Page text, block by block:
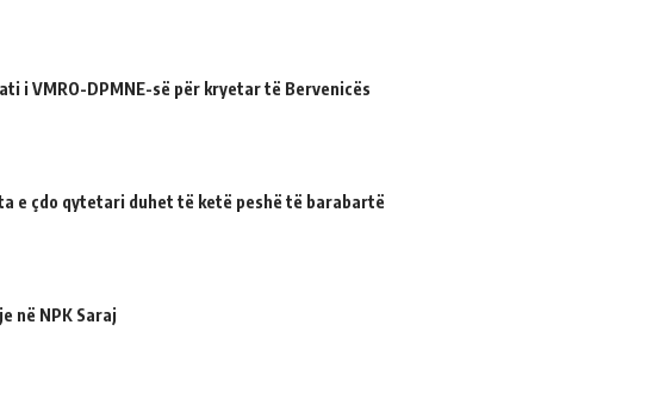
i VMRO-DPMNE-së për kryetar të Bervenicës
e çdo qytetari duhet të ketë peshë të barabartë
në NPK Saraj